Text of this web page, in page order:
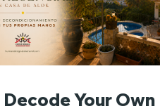
Decode Your Own